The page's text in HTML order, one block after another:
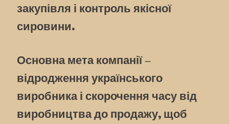
закупівля і контроль якісної
сировини.
Основна мета компанії –
відродження українського
виробника і скорочення часу від
виробництва до продажу, щоб